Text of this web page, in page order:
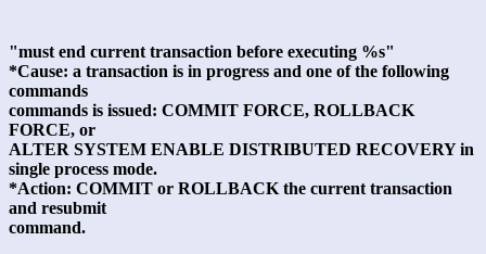
"must end current transaction before executing %s"
*Cause: a transaction is in progress and one of the following
commands
commands is issued: COMMIT FORCE, ROLLBACK
FORCE, or
ALTER SYSTEM ENABLE DISTRIBUTED RECOVERY in
single process mode.
*Action: COMMIT or ROLLBACK the current transaction
and resubmit
command.